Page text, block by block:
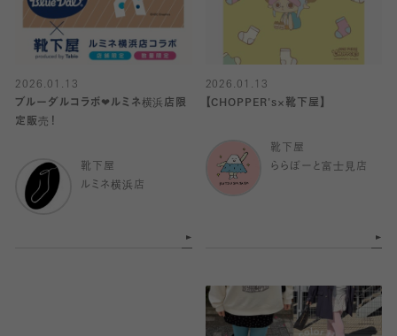
2026.01.13
ブルーダルコラボ❤︎ルミネ横浜店限
定販売！
靴下屋
ルミネ横浜店
2026.01.13
【CHOPPER's×靴下屋】
靴下屋
ららぽーと富士見店